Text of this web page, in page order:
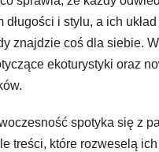
i stylu, a ich
znajdzie coś dla siebie.
ekoturystyki oraz
spotyka się z
treści, które rozweselą